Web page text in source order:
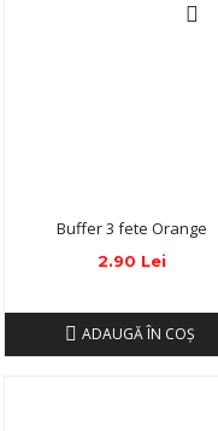
Buffer 3 fete Orange
2.90 Lei
ADAUGĂ ÎN COŞ